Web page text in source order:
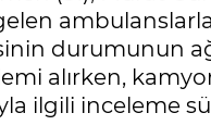
durumunun
alırken,
ilgili inceleme